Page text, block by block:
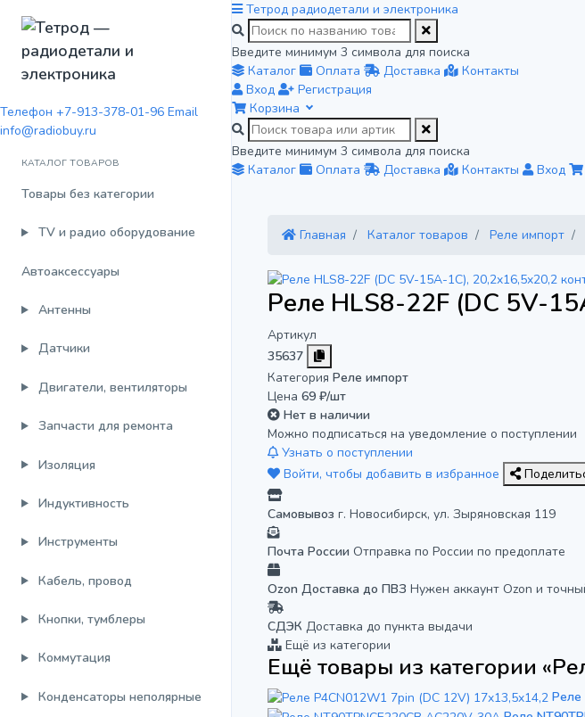
Телефон +7-913-378-01-96 Email
info@radiobuy.ru
КАТАЛОГ ТОВАРОВ
Товары без категории
TV и радио оборудование
Автоаксессуары
Антенны
Датчики
Двигатели, вентиляторы
Запчасти для ремонта
Изоляция
Индуктивность
Инструменты
Кабель, провод
Кнопки, тумблеры
Коммутация
Конденсаторы неполярные
Тетрод радиодетали и электроника
Введите минимум 3 символа для поиска
Каталог
Оплата Доставка
Контакты
Вход
Регистрация
Корзина
Введите минимум 3 символа для поиска
Каталог
Оплата Доставка Контакты Вход
Главная Каталог товаров Реле импорт
Реле HLS8-22F (DC 5V-
Артикул
35637
Категория Реле импорт
Цена 69 ₽/шт
Нет в наличии
Можно подписаться на уведомление о поступлении
Узнать о поступлении
Войти, чтобы добавить в избранное
Самовывоз г. Новосибирск, ул. Зыряновская 119
Почта России Отправка по России по предоплате
Ozon Доставка до ПВЗ Нужен аккаунт Ozon и
СДЭК Доставка до пункта выдачи
Ещё из категории
Ещё товары из категории
Реле